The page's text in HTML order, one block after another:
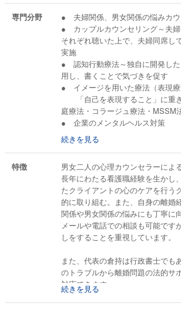
----------------------------------------
専門分野
● 夫婦関係、男女関係の悩みカウ
● カップルカウンセリング～夫
それぞれ聴いた上で、夫婦同席し
実施
● 認知行動療法～独自に開発し
用し、書くことで気づきを促す
● イメージを用いた療法（表現療
「自己を表現すること」に重
庭療法・コラージュ療法・MSSM
● 企業のメンタルヘルス対策
----------------------------------------
● 離婚協議書、離婚公正証書作
（クラージュ行政書士法務事務所
----------------------------------------
続きを見る
特徴
男女二人の心理カウンセラーによ
長年にわたる看護職経験を生かし
たクライアントの心のケアを行う
的に取り組む。また、自身の離婚
関係や男女関係の悩みにも丁寧に
メールや電話での相談も可能です
しをすることを重視しています。
また、代表の倉持は行政書士でも
のトラブルから離婚問題の法的サ
対応できます。
続きを見る